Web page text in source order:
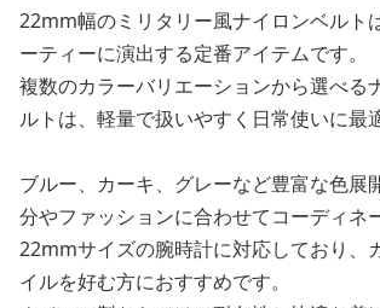
22mm幅のミリタリー風ナイロンベルト
ーティーに演出する定番アイテムです。
複数のカラーバリエーションから選べる
ルトは、軽量で扱いやすく日常使いに最
ブルー、カーキ、グレーなど豊富な色展
分やファッションに合わせてコーディネ
22mmサイズの腕時計に対応しており、
イルを好む方におすすめです。